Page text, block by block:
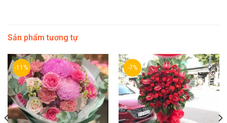
Sản phẩm tương tự
-11% -7%